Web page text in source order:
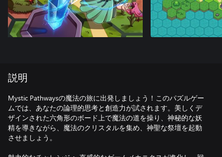
説明
Mystic Pathwaysの魔法の旅に出発しましょう！このパズルゲー
ムでは、あなたの論理的思考と創造力が試されます。美しくデ
ザインされた六角形のボード上で魔法の道を操り、神秘的な妖
精を導きながら、魔法のクリスタルを集め、神聖な祭壇を起動
させましょう。